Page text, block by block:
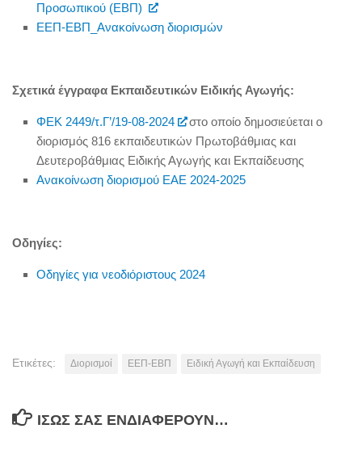
Προσωπικού (ΕΒΠ)
ΕΕΠ-ΕΒΠ_Ανακοίνωση διορισμών
Σχετικά έγγραφα Εκπαιδευτικών Ειδικής Αγωγής:
ΦΕΚ 2449/τ.Γ’/19-08-2024
στο οποίο δημοσιεύεται ο
διορισμός 816 εκπαιδευτικών Πρωτοβάθμιας και
Δευτεροβάθμιας Ειδικής Αγωγής και Εκπαίδευσης
Ανακοίνωση διορισμού ΕΑΕ 2024-2025
Οδηγίες:
Οδηγίες για νεοδιόριστους 2024
Ετικέτες: Διορισμοί ΕΕΠ-ΕΒΠ Ειδική Αγωγή και Εκπαίδευση
ΊΣΩΣ ΣΑΣ ΕΝΔΙΑΦΈΡΟΥΝ…